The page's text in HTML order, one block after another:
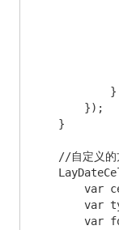
            }
        });
    }
//自定义的
var
var
var